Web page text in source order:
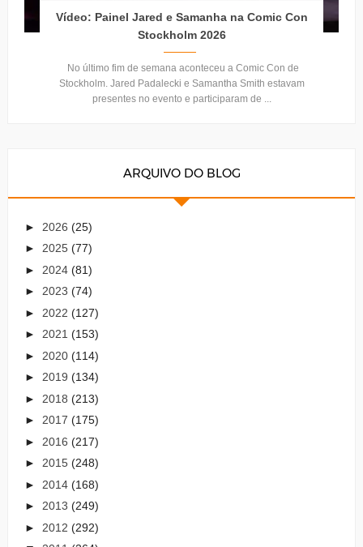
Vídeo: Painel Jared e Samanha na Comic Con
Stockholm 2026
No último fim de semana aconteceu a Comic Con de
Stockholm. Jared Padalecki e Samantha Smith estavam
presentes no evento e participaram de ...
ARQUIVO DO BLOG
► 2026 (25)
► 2025 (77)
► 2024 (81)
► 2023 (74)
► 2022 (127)
► 2021 (153)
► 2020 (114)
► 2019 (134)
► 2018 (213)
► 2017 (175)
► 2016 (217)
► 2015 (248)
► 2014 (168)
► 2013 (249)
► 2012 (292)